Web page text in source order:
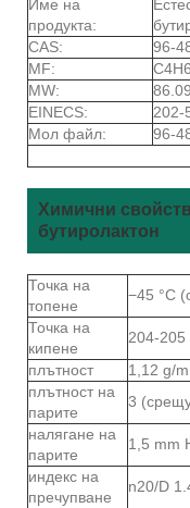
Име на
продукта:
CAS:
96-
MF:
MW:
86.09
EINECS:
202-
Мол файл:
96-
Химични
бутиролактон
Точка на
топене
−45 °C
Точка на
кипене
204-205
плътност
1,12 g/
плътност на
парите
3
налягане на
парите
1,5 mm
индекс на
пречупване
n20/D